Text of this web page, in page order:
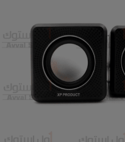
لپ تاپ استوک Surface
مک بوک استوک | MacBook
لپ تاپ استوک Acer